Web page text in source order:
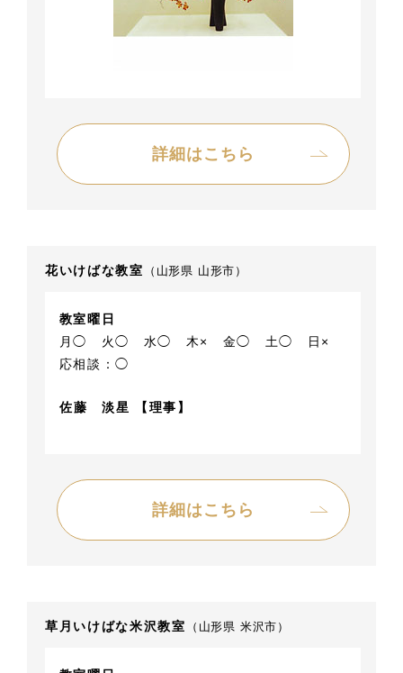
詳細はこちら
花いけばな教室 （山形県 山形市）
教室曜日
月◯
火◯ 水◯ 木× 金◯ 土◯
日×
応相談：◯
佐藤 淡星 【理事】
詳細はこちら
草月いけばな米沢教室 （山形県 米沢市）